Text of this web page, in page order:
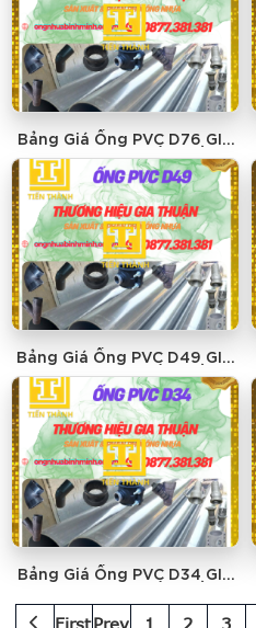
Bảng Giá Ống PVC D76 GIA
THUẬN - GIÁ RẺ NHẤT
Bảng Giá Ống PVC D49 GIA
THUẬN - GIÁ RẺ NHẤT
Bảng Giá Ống PVC D34 GIA
FirstPrev 1 2 3